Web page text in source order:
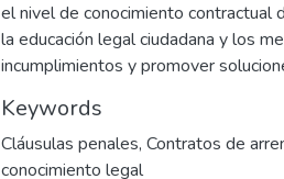
el nivel de conocimiento contractual
la educación legal ciudadana y los
incumplimientos y promover
Keywords
Cláusulas penales, Contratos de
conocimiento legal